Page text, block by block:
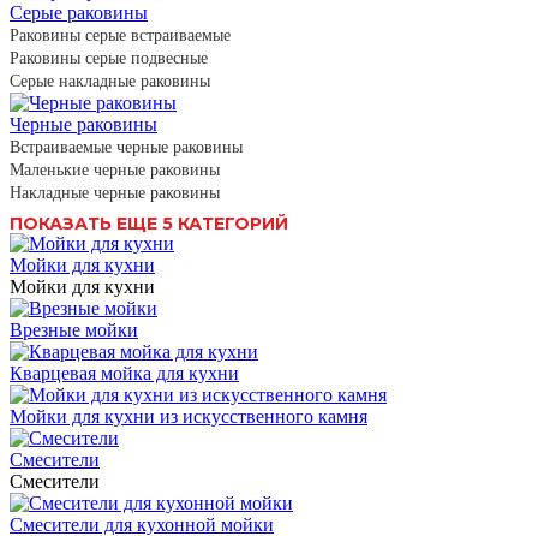
Серые раковины
Раковины серые встраиваемые
Раковины серые подвесные
Серые накладные раковины
Черные раковины
Встраиваемые черные раковины
Маленькие черные раковины
Накладные черные раковины
ПОКАЗАТЬ ЕЩЕ 5 КАТЕГОРИЙ
Мойки для кухни
Мойки для кухни
Врезные мойки
Кварцевая мойка для кухни
Мойки для кухни из искусственного камня
Смесители
Смесители
Смесители для кухонной мойки